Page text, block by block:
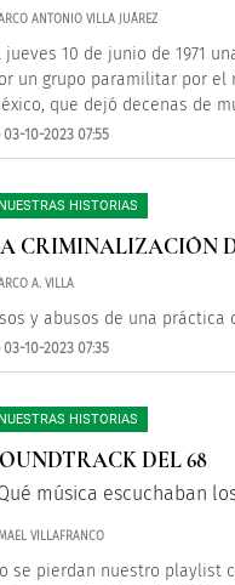
ANTONIO VILLA JUÁREZ
jueves 10 de junio de 1971
un grupo paramilitar por el
que dejó decenas de
03-10-2023 07:55
HISTORIAS
CRIMINALIZACIÓN
A. VILLA
y abusos de una práctica
03-10-2023 07:35
HISTORIAS
DEL 68
música escuchaban
VILLAFRANCO
se pierdan nuestro playlist